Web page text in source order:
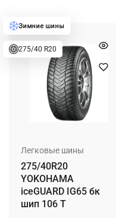
275/40 R20
Легковые шины
275/40R20
YOKOHAMA
iceGUARD IG65 бк
шип 106 T